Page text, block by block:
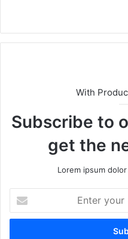
With
Subscribe to
get the
Lorem ipsum
t